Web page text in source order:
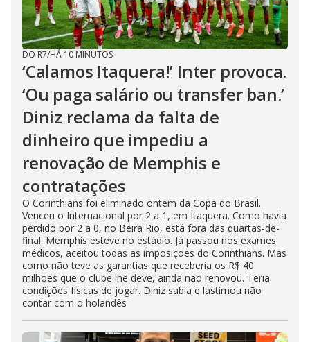
DO R7/HÁ 10 MINUTOS
‘Calamos Itaquera!’ Inter provoca.
‘Ou paga salário ou transfer ban.’
Diniz reclama da falta de
dinheiro que impediu a
renovação de Memphis e
contratações
O Corinthians foi eliminado ontem da Copa do Brasil.
Venceu o Internacional por 2 a 1, em Itaquera. Como havia
perdido por 2 a 0, no Beira Rio, está fora das quartas-de-
final. Memphis esteve no estádio. Já passou nos exames
médicos, aceitou todas as imposições do Corinthians. Mas
como não teve as garantias que receberia os R$ 40
milhões que o clube lhe deve, ainda não renovou. Teria
condições físicas de jogar. Diniz sabia e lastimou não
contar com o holandês